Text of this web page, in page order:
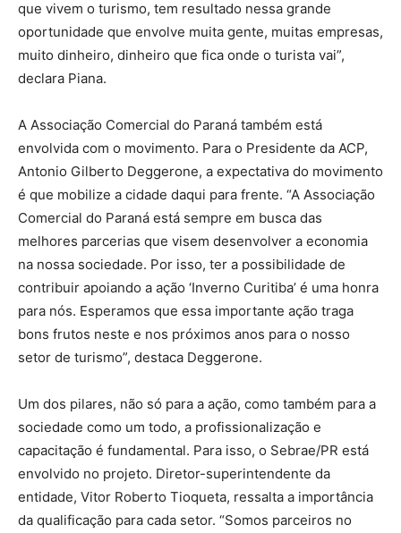
que vivem o turismo, tem resultado nessa grande
oportunidade que envolve muita gente, muitas empresas,
muito dinheiro, dinheiro que fica onde o turista vai”,
declara Piana.
A Associação Comercial do Paraná também está
envolvida com o movimento. Para o Presidente da ACP,
Antonio Gilberto Deggerone, a expectativa do movimento
é que mobilize a cidade daqui para frente. “A Associação
Comercial do Paraná está sempre em busca das
melhores parcerias que visem desenvolver a economia
na nossa sociedade. Por isso, ter a possibilidade de
contribuir apoiando a ação ‘Inverno Curitiba’ é uma honra
para nós. Esperamos que essa importante ação traga
bons frutos neste e nos próximos anos para o nosso
setor de turismo”, destaca Deggerone.
Um dos pilares, não só para a ação, como também para a
sociedade como um todo, a profissionalização e
capacitação é fundamental. Para isso, o Sebrae/PR está
envolvido no projeto. Diretor-superintendente da
entidade, Vitor Roberto Tioqueta, ressalta a importância
da qualificação para cada setor. “Somos parceiros no